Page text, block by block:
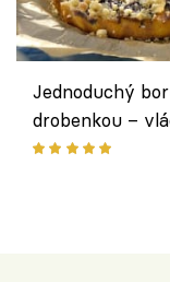
Jednoduchý
drobenkou –
ovoce